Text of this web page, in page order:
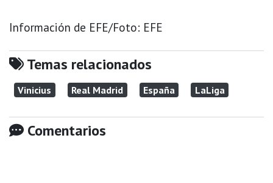
Información de EFE/Foto: EFE
Temas relacionados
Vinicius Real Madrid España LaLiga
Comentarios